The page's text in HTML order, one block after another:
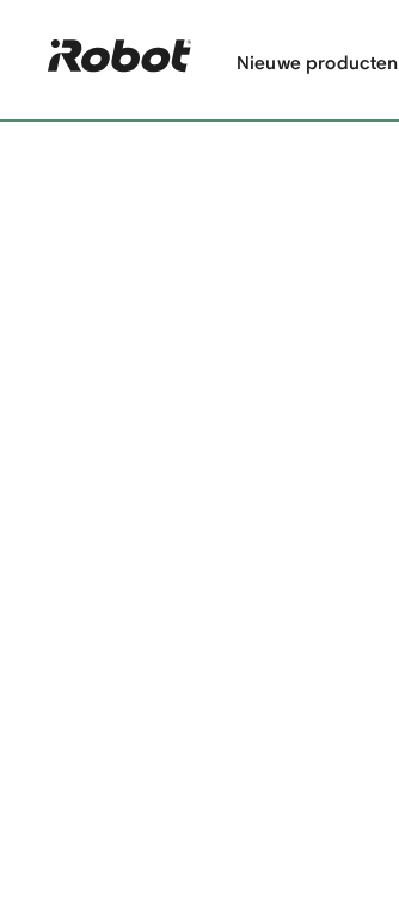
Nieuwe producten